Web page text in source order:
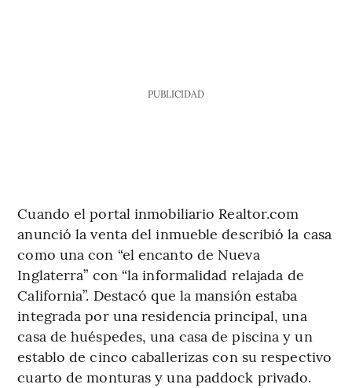
PUBLICIDAD
Cuando el portal inmobiliario Realtor.com
anunció la venta del inmueble describió la casa
como una con “el encanto de Nueva
Inglaterra” con “la informalidad relajada de
California”. Destacó que la mansión estaba
integrada por una residencia principal, una
casa de huéspedes, una casa de piscina y un
establo de cinco caballerizas con su respectivo
cuarto de monturas y una paddock privado.